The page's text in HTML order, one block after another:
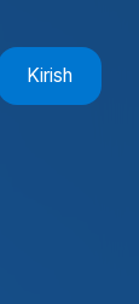
Kirish